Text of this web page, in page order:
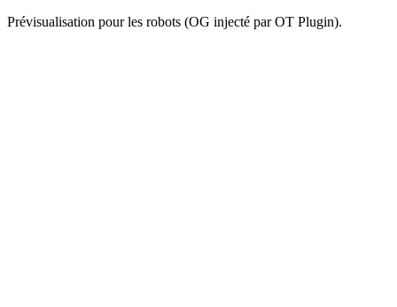
Prévisualisation pour les robots (OG injecté par OT Plugin).